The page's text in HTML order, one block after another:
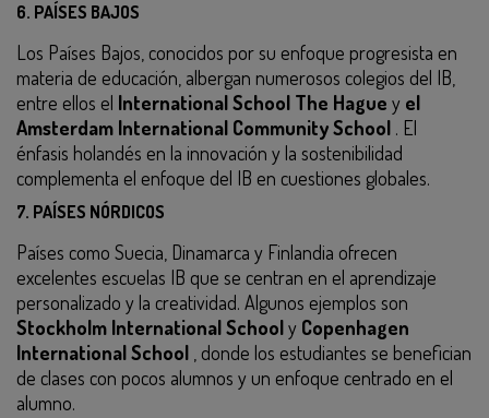
6. PAÍSES BAJOS
Los Países Bajos, conocidos por su enfoque progresista en
materia de educación, albergan numerosos colegios del IB,
entre ellos el International School The Hague y el
Amsterdam International Community School . El
énfasis holandés en la innovación y la sostenibilidad
complementa el enfoque del IB en cuestiones globales.
7. PAÍSES NÓRDICOS
Países como Suecia, Dinamarca y Finlandia ofrecen
excelentes escuelas IB que se centran en el aprendizaje
personalizado y la creatividad. Algunos ejemplos son
Stockholm International Schooly Copenhagen
International School , donde los estudiantes se benefician
de clases con pocos alumnos y un enfoque centrado en el
alumno.